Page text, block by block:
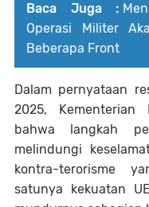
Baca Juga :
Operasi Militer
Beberapa Front
Dalam pernyataan
2025, Kementerian
bahwa langkah
melindungi
kontra-terorisme
satunya kekuatan